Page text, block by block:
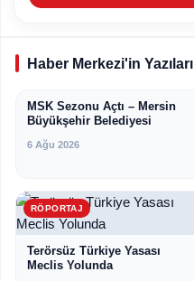
Haber Merkezi'in Yazıları
MERSIN
MSK Sezonu Açtı – Mersin
Büyükşehir Belediyesi
6 Ağu 2026
RÖPORTAJ
Terörsüz Türkiye Yasası
Meclis Yolunda